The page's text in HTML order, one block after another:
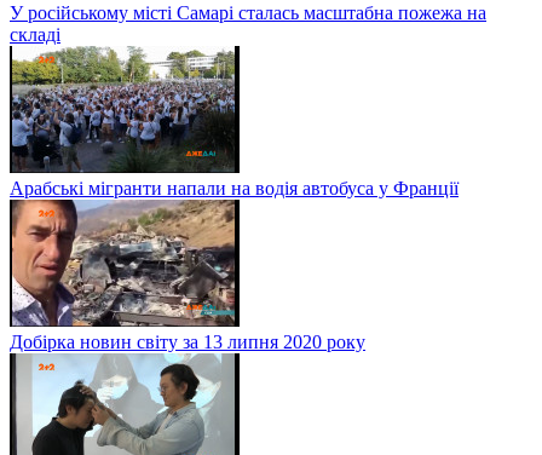
У російському місті Самарі сталась масштабна пожежа на
складі
Арабські мігранти напали на водія автобуса у Франції
Добірка новин світу за 13 липня 2020 року